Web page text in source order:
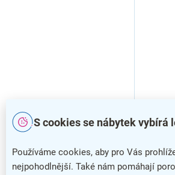
S cookies se nábytek vybírá
Používáme cookies, aby pro Vás
nejpohodlnější. Také nám pomáhají
Magnety Magnetoplan
Set